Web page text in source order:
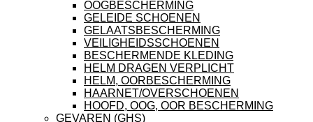
OOGBESCHERMING
GELEIDE SCHOENEN
GELAATSBESCHERMING
VEILIGHEIDSSCHOENEN
BESCHERMENDE KLEDING
HELM DRAGEN VERPLICHT
HELM, OORBESCHERMING
HAARNET/OVERSCHOENEN
HOOFD, OOG, OOR BESCHERMING
GEVAREN (GHS)